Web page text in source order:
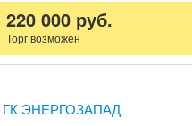
220 000 руб.
Торг возможен
ГК ЭНЕРГОЗАПАД